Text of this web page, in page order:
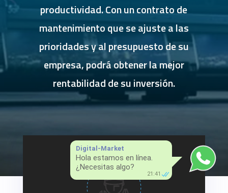
productividad. Con un contrato de
mantenimiento que se ajuste a las
prioridades y al presupuesto de su
empresa, podrá obtener la mejor
rentabilidad de su inversión.
Digital-Market
Hola estamos en línea.
¿Necesitas algo?
21:41